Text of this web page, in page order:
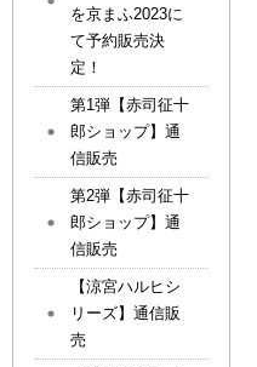
を京まふ2023に
て予約販売決
定！
第1弾【赤司征十
郎ショップ】通
信販売
第2弾【赤司征十
郎ショップ】通
信販売
【涼宮ハルヒシ
リーズ】通信販
売